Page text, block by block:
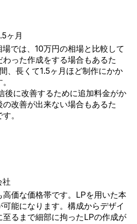
ヶ月
では、10万円の相場と比較して
わった作成をする場合もあるた
、長くて1.5ヶ月ほど制作にかか
後に改善するために追加料金がか
改善が出来ない場合もあるた
。
社
高価な価格帯です。LPを用いた本
能になります。構成からデザイ
至るまで細部に拘ったLPの作成が